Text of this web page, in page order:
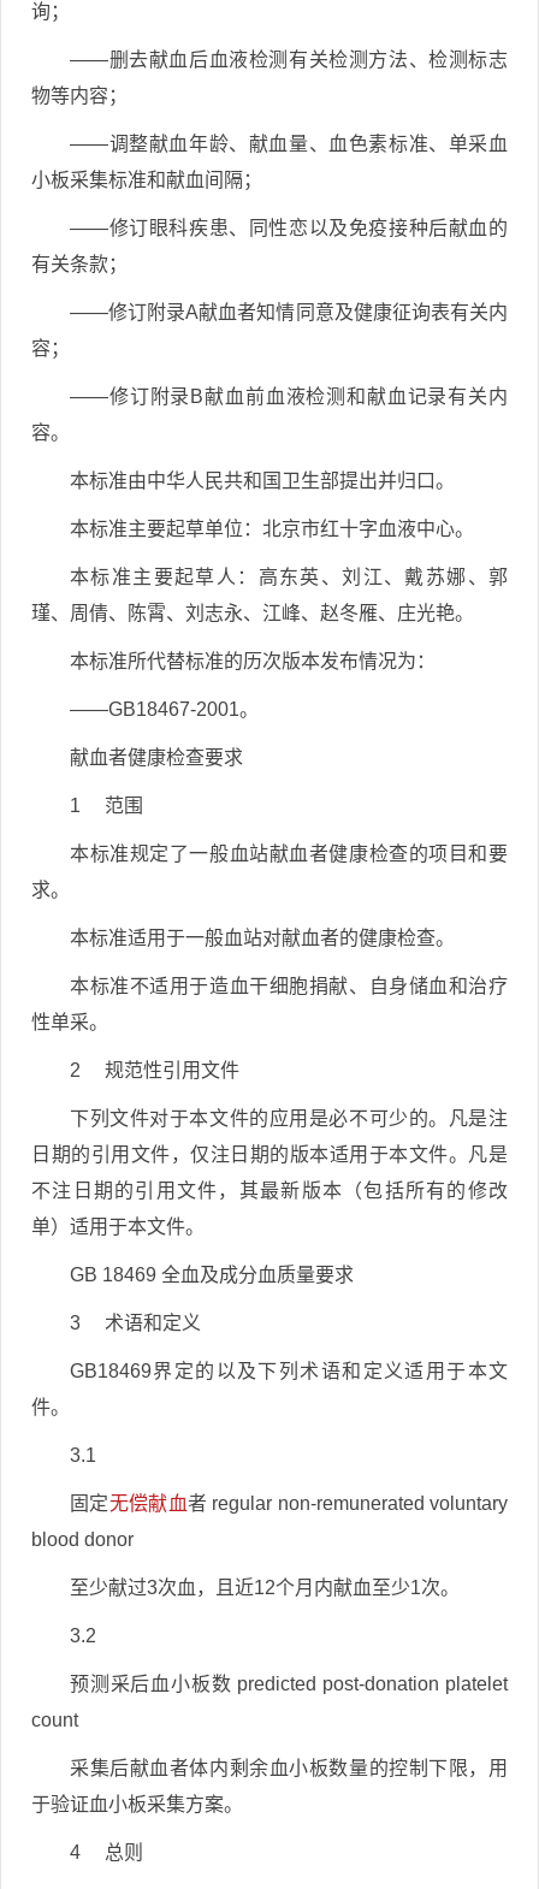
询；
——删去献血后血液检测有关检测方法、检测标志
物等内容；
——调整献血年龄、献血量、血色素标准、单采血
小板采集标准和献血间隔；
——修订眼科疾患、同性恋以及免疫接种后献血的
有关条款；
——修订附录A献血者知情同意及健康征询表有关内
容；
——修订附录B献血前血液检测和献血记录有关内
容。
本标准由中华人民共和国卫生部提出并归口。
本标准主要起草单位：北京市红十字血液中心。
本标准主要起草人：高东英、刘江、戴苏娜、郭
瑾、周倩、陈霄、刘志永、江峰、赵冬雁、庄光艳。
本标准所代替标准的历次版本发布情况为：
——GB18467-2001。
献血者健康检查要求
1 范围
本标准规定了一般血站献血者健康检查的项目和要
求。
本标准适用于一般血站对献血者的健康检查。
本标准不适用于造血干细胞捐献、自身储血和治疗
性单采。
2 规范性引用文件
下列文件对于本文件的应用是必不可少的。凡是注
日期的引用文件，仅注日期的版本适用于本文件。凡是
不注日期的引用文件，其最新版本（包括所有的修改
单）适用于本文件。
GB 18469 全血及成分血质量要求
3 术语和定义
GB18469界定的以及下列术语和定义适用于本文
件。
3.1
固定无偿献血者 regular non-remunerated voluntary
blood donor
至少献过3次血，且近12个月内献血至少1次。
3.2
预测采后血小板数 predicted post-donation platelet
count
采集后献血者体内剩余血小板数量的控制下限，用
于验证血小板采集方案。
4 总则